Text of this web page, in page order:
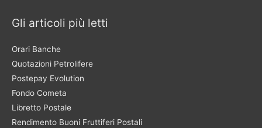
Gli articoli più letti
Orari Banche
Quotazioni Petrolifere
Postepay Evolution
Fondo Cometa
Libretto Postale
Rendimento Buoni Fruttiferi Postali